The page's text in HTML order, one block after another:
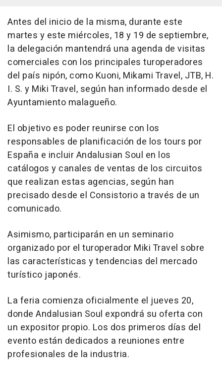
Antes del inicio de la misma, durante este
martes y este miércoles, 18 y 19 de septiembre,
la delegación mantendrá una agenda de visitas
comerciales con los principales turoperadores
del país nipón, como Kuoni, Mikami Travel, JTB, H.
I. S. y Miki Travel, según han informado desde el
Ayuntamiento malagueño.
El objetivo es poder reunirse con los
responsables de planificación de los tours por
España e incluir Andalusian Soul en los
catálogos y canales de ventas de los circuitos
que realizan estas agencias, según han
precisado desde el Consistorio a través de un
comunicado.
Asimismo, participarán en un seminario
organizado por el turoperador Miki Travel sobre
las características y tendencias del mercado
turístico japonés.
La feria comienza oficialmente el jueves 20,
donde Andalusian Soul expondrá su oferta con
un expositor propio. Los dos primeros días del
evento están dedicados a reuniones entre
profesionales de la industria.